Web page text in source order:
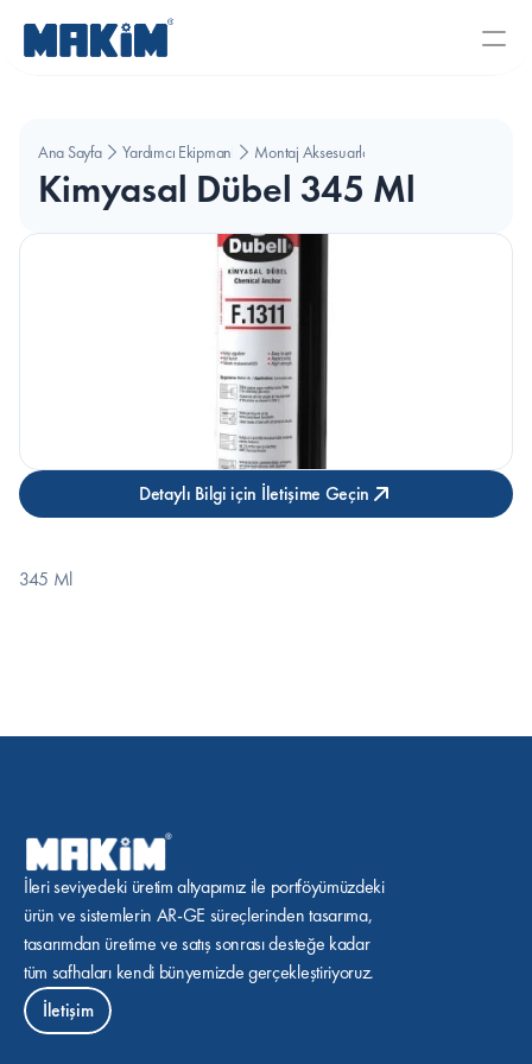
Ana Sayfa Yardımcı Ekipmanlar Montaj Aksesuarları
Kimyasal Dübel 345 Ml
Detaylı Bilgi için İletişime Geçin
345 Ml
İleri seviyedeki üretim altyapımız ile portföyümüzdeki
ürün ve sistemlerin AR-GE süreçlerinden tasarıma,
tasarımdan üretime ve satış sonrası desteğe kadar
tüm safhaları kendi bünyemizde gerçekleştiriyoruz.
İletişim